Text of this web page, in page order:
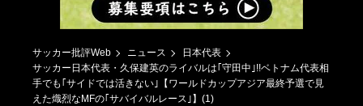
サッカー批評Web ニュース
日本代表
サッカー日本代表・久保建英のライバルは｢守田中｣!!ベトナム代表相
手でも｢サイドでは活きない｣【ワールドカップアジア最終予選で見
えた熾烈なMFの｢サバイバルレース｣】(1)